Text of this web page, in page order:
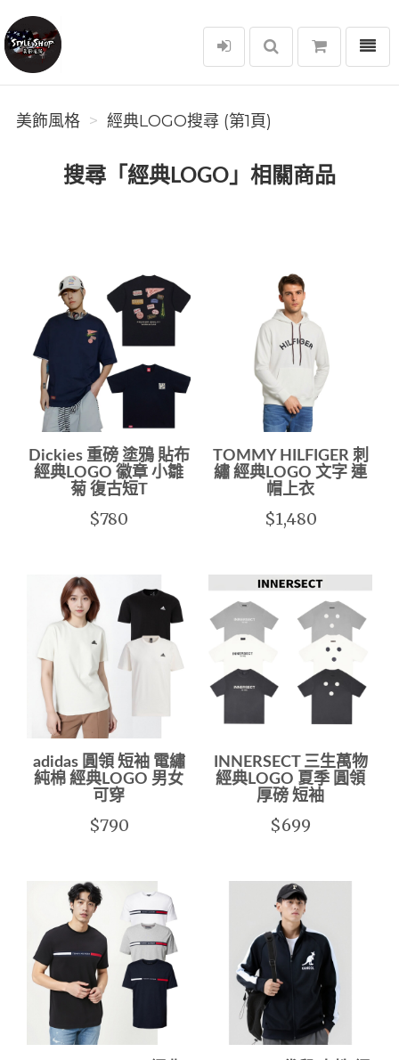
美飾風格
選單
美飾風格 經典LOGO搜尋 (第1頁)
搜尋「經典LOGO」相關商品
Dickies 重磅 塗鴉 貼布
經典LOGO 徽章 小雛
菊 復古短T
$780
TOMMY HILFIGER 刺
繡 經典LOGO 文字 連
帽上衣
$1,480
adidas 圓領 短袖 電繡
純棉 經典LOGO 男女
可穿
$790
INNERSECT 三生萬物
經典LOGO 夏季 圓領
厚磅 短袖
$699